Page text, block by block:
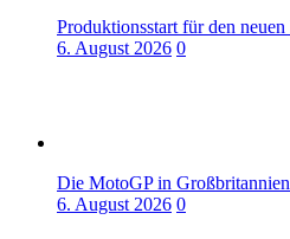
Produktionsstart für den
6. August 2026 0
Die MotoGP in
6. August 2026 0